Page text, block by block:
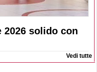
solido con
Vedi tutte